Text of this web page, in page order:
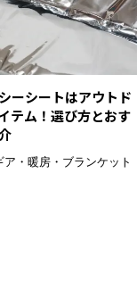
ーシートはアウトド
テム！選び方とおす
ア・暖房・ブランケット